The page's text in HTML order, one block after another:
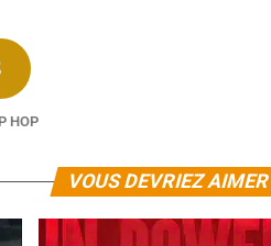
HOP
VOUS DEVRIEZ AIMER